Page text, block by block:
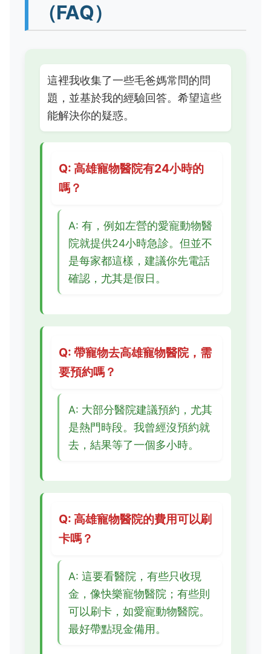
（FAQ）
這裡我收集了一些毛爸媽常問的問
題，並基於我的經驗回答。希望這些
能解決你的疑惑。
Q: 高雄寵物醫院有24小時的
嗎？
A: 有，例如左營的愛寵動物醫
院就提供24小時急診。但並不
是每家都這樣，建議你先電話
確認，尤其是假日。
Q: 帶寵物去高雄寵物醫院，需
要預約嗎？
A: 大部分醫院建議預約，尤其
是熱門時段。我曾經沒預約就
去，結果等了一個多小時。
Q: 高雄寵物醫院的費用可以刷
卡嗎？
A: 這要看醫院，有些只收現
金，像快樂寵物醫院；有些則
可以刷卡，如愛寵動物醫院。
最好帶點現金備用。